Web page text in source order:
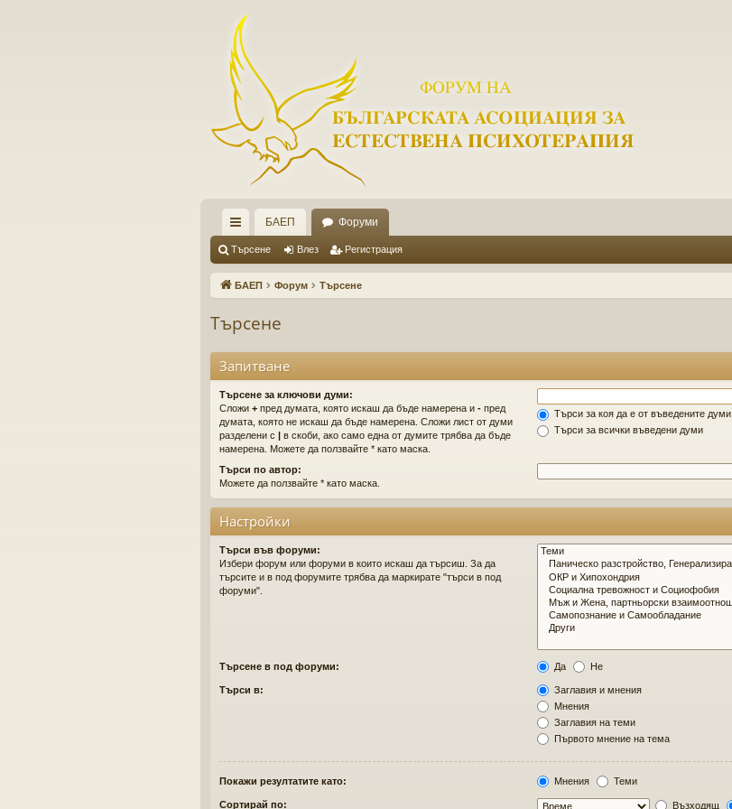
ъ
рз
вр
БАЕП Форуми
Търсене Влез Регистрация
БАЕП Форум Търсене
Търсене
Запитване
Търсене за ключови думи:
Сложи + пред думата, която искаш да бъде намерена и - пред
думата, която не искаш да бъде намерена. Сложи лист от думи
разделени с | в скоби, ако само една от думите трябва да бъде
намерена. Можете да ползвайте * като маска.
Търси за коя да е от въведените думи
Търси за всички въведени думи
Търси по автор:
Можете да ползвайте * като маска.
Настройки
Търси във форуми:
Избери форум или форуми в които искаш да търсиш. За да
търсите и в под форумите трябва да маркирате "търси в под
форуми".
Търсене в под форуми: Да Не
Търси в:
Заглавия и мнения
Мнения
Заглавия на теми
Първото мнение на тема
Покажи резултатите като: Мнения Теми
Сортирай по: Възходящ